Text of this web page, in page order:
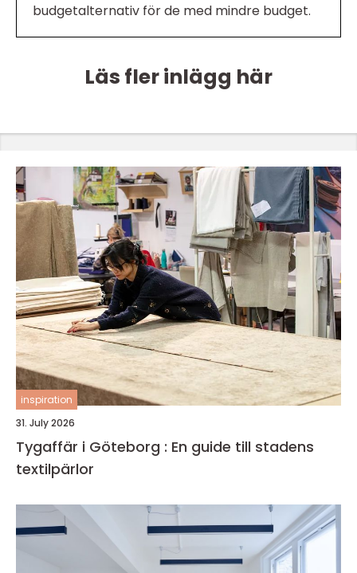
budgetalternativ för de med mindre budget.
Läs fler inlägg här
inspiration
31. July 2026
Tygaffär i Göteborg : En guide till stadens
textilpärlor